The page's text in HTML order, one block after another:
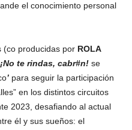
el conocimiento personal
(co producidas por ROLA
te rindas, cabr#n! se
’ para seguir la participación
en los distintos circuitos
2023, desafiando al actual
él y sus sueños: el